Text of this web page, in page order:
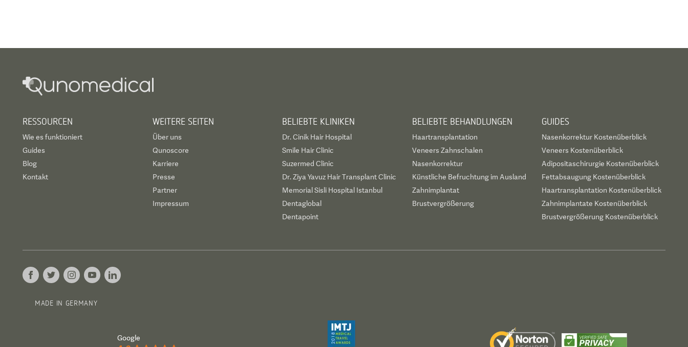
RESSOURCEN
Wie es funktioniert
Guides
Blog
Kontakt
WEITERE SEITEN
Über uns
Qunoscore
Karriere
Presse
Partner
Impressum
BELIEBTE KLINIKEN
Dr. Cinik Hair Hospital
Smile Hair Clinic
Suzermed Clinic
Dr. Ziya Yavuz Hair Transplant Clinic
Memorial Sisli Hospital Istanbul
Dentaglobal
Dentapoint
BELIEBTE BEHANDLUNGEN
Haartransplantation
Veneers Zahnschalen
Nasenkorrektur
Künstliche Befruchtung im Ausland
Zahnimplantat
Brustvergrößerung
GUIDES
Nasenkorrektur Kostenüberblick
Veneers Kostenüberblick
Adipositaschirurgie Kostenüberblick
Fettabsaugung Kostenüberblick
Haartransplantation Kostenüberblick
Zahnimplantate Kostenüberblick
Brustvergrößerung Kostenüberblick
MADE IN GERMANY
Google